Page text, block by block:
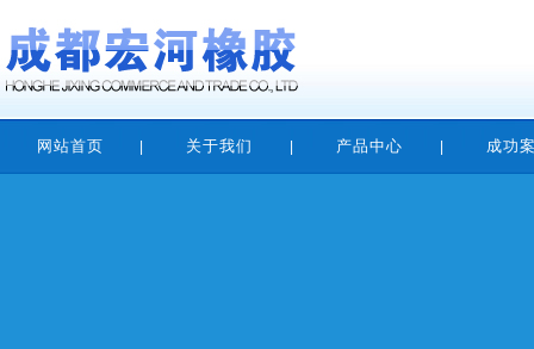
网站首页 关于我们 产品中心 成功